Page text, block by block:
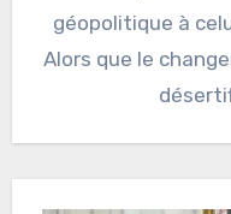
géopolitique à
Alors que le